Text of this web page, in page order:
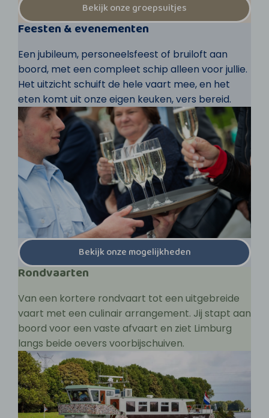
Bekijk onze groepsuitjes
Feesten & evenementen
Een jubileum, personeelsfeest of bruiloft aan
boord, met een compleet schip alleen voor jullie.
Het uitzicht schuift de hele vaart mee, en het
eten komt uit onze eigen keuken, vers bereid.
Bekijk onze mogelijkheden
Rondvaarten
Van een kortere rondvaart tot een uitgebreide
vaart met een culinair arrangement. Jij stapt aan
boord voor een vaste afvaart en ziet Limburg
langs beide oevers voorbijschuiven.